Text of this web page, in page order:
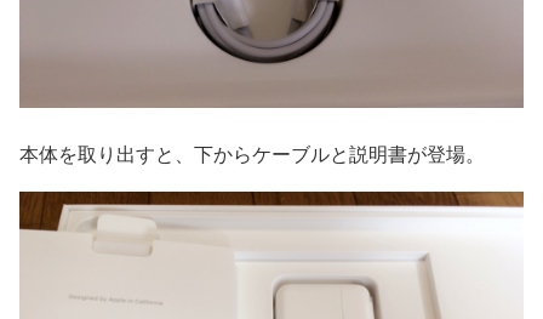
本体を取り出すと、下からケーブルと説明書が登場。